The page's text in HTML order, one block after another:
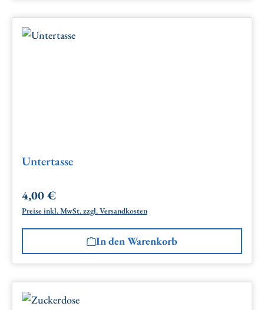
Untertasse
Regulärer Preis:
4,00 €
Preise inkl. MwSt. zzgl. Versandkosten
In den Warenkorb